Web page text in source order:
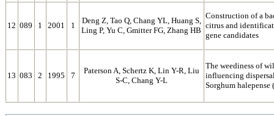
12 089 1 2001 1
Deng Z, Tao Q, Chang YL, Huang S,
Ling P, Yu C, Gmitter FG, Zhang HB
Construction of a
citrus and
gene candidates
13 083 2 1995 7
Paterson A, Schertz K, Lin Y-R, Liu
S-C, Chang Y-L
The weediness of
influencing
Sorghum halepense